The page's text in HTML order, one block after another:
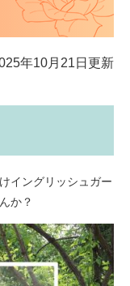
年10月21日更新
イングリッシュガー
か？